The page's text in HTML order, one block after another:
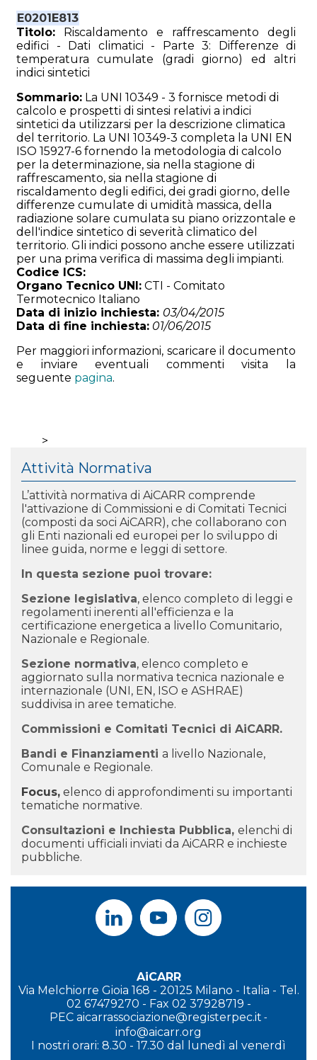
Attività Normativa
L’attività normativa di AiCARR comprende
l'attivazione di Commissioni e di Comitati Tecnici
(composti da soci AiCARR), che collaborano con
gli Enti nazionali ed europei per lo sviluppo di
linee guida, norme e leggi di settore.
In questa sezione puoi trovare:
Sezione legislativa, elenco completo di leggi e
regolamenti inerenti all'efficienza e la
certificazione energetica a livello Comunitario,
Nazionale e Regionale.
Sezione normativa, elenco completo e
aggiornato sulla normativa tecnica nazionale e
internazionale (UNI, EN, ISO e ASHRAE)
suddivisa in aree tematiche.
Commissioni e Comitati Tecnici di AiCARR.
Bandi e Finanziamenti a livello Nazionale,
Comunale e Regionale.
Focus, elenco di approfondimenti su importanti
tematiche normative.
Consultazioni e Inchiesta Pubblica, elenchi di
documenti ufficiali inviati da AiCARR e inchieste
pubbliche.
E0201E813
Titolo: Riscaldamento e raffrescamento degli
edifici - Dati climatici - Parte 3: Differenze di
temperatura cumulate (gradi giorno) ed altri
indici sintetici
Sommario: La UNI 10349 - 3 fornisce metodi di
calcolo e prospetti di sintesi relativi a indici
sintetici da utilizzarsi per la descrizione climatica
del territorio. La UNI 10349-3 completa la UNI EN
ISO 15927-6 fornendo la metodologia di calcolo
per la determinazione, sia nella stagione di
raffrescamento, sia nella stagione di
riscaldamento degli edifici, dei gradi giorno, delle
differenze cumulate di umidità massica, della
radiazione solare cumulata su piano orizzontale e
dell'indice sintetico di severità climatico del
territorio. Gli indici possono anche essere utilizzati
per una prima verifica di massima degli impianti.
Codice ICS:
Organo Tecnico UNI: CTI - Comitato
Termotecnico Italiano
Data di inizio inchiesta: 03/04/2015
Data di fine inchiesta: 01/06/2015
Per maggiori informazioni, scaricare il documento
e inviare eventuali commenti visita la
seguente pagina.
>
AiCARR
Via Melchiorre Gioia 168 - 20125 Milano - Italia - Tel.
02 67479270 - Fax 02 37928719 -
PEC aicarrassociazione@registerpec.it -
info@aicarr.org
I nostri orari: 8.30 - 17.30 dal lunedì al venerdì